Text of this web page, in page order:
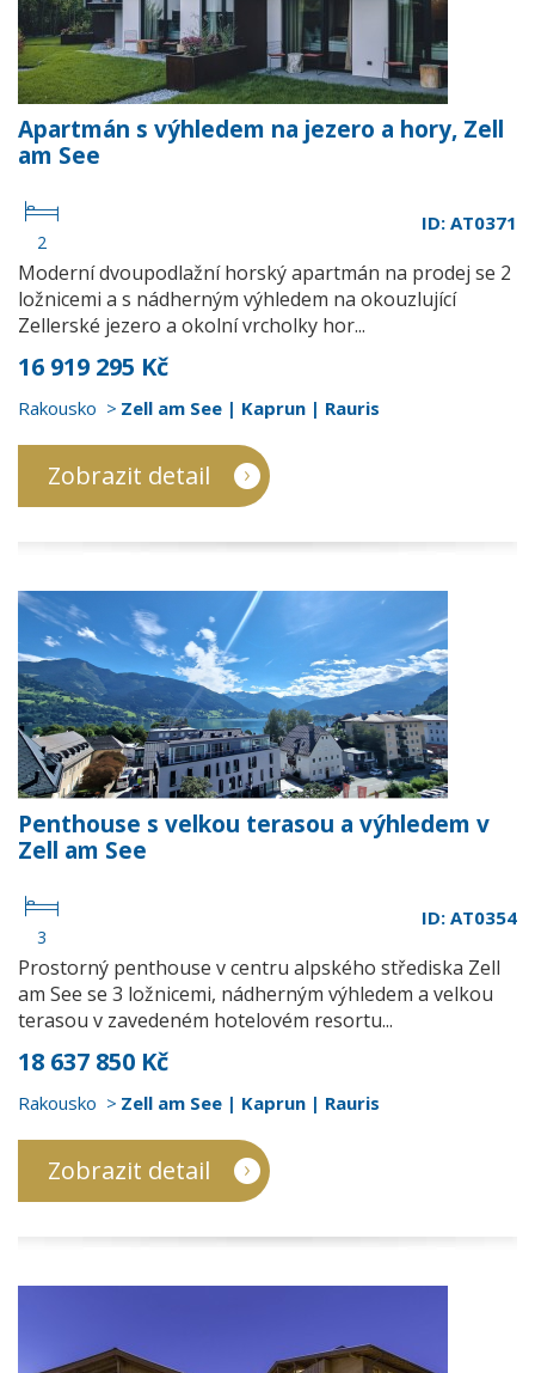
Apartmán s výhledem na jezero a hory, Zell
am See
2
ID: AT0371
Moderní dvoupodlažní horský apartmán na prodej se 2
ložnicemi a s nádherným výhledem na okouzlující
Zellerské jezero a okolní vrcholky hor...
16 919 295 Kč
Rakousko Zell am See | Kaprun | Rauris
Zobrazit detail
Penthouse s velkou terasou a výhledem v
Zell am See
3
ID: AT0354
Prostorný penthouse v centru alpského střediska Zell
am See se 3 ložnicemi, nádherným výhledem a velkou
terasou v zavedeném hotelovém resortu...
18 637 850 Kč
Rakousko Zell am See | Kaprun | Rauris
Zobrazit detail